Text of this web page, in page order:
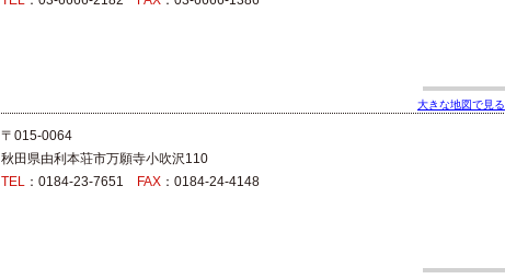
大きな地図で見る
〒015-0064
秋田県由利本荘市万願寺小吹沢110
TEL ：0184-23-7651 FAX ：0184-24-4148